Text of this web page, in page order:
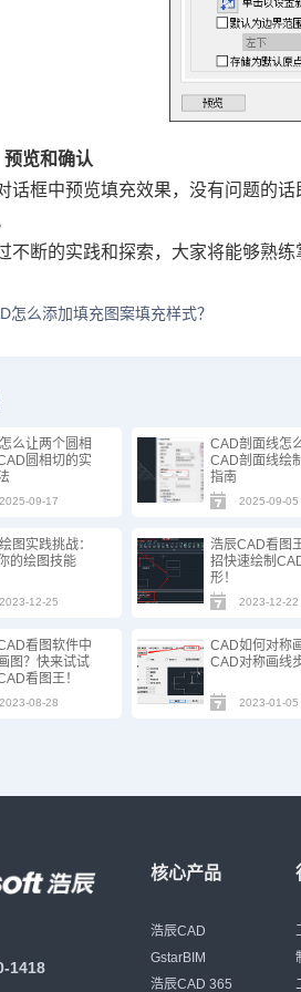
预览和确认
话框中预览填充效果，没有问题的
不断的实践和探索，大家将能够熟
怎么添加填充图案填充样式？
么让两个圆相
圆相切的实
2025-09-17
CAD剖面线怎
CAD剖面线绘
指南
2025-09-05
图实践挑战：
的绘图技能
2023-12-25
浩辰CAD看图
招快速绘制
形！
2023-12-22
看图软件中
图？快来试试
看图王！
2023-08-28
CAD如何对称
CAD对称画线
2023-01-05
1418
核心产品
浩辰CAD
GstarBIM
浩辰CAD 365